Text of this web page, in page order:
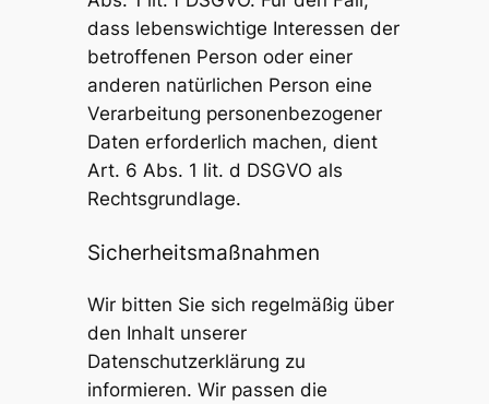
dass lebenswichtige Interessen der
betroffenen Person oder einer
anderen natürlichen Person eine
Verarbeitung personenbezogener
Daten erforderlich machen, dient
Art. 6 Abs. 1 lit. d DSGVO als
Rechtsgrundlage.
Sicherheitsmaßnahmen
Wir bitten Sie sich regelmäßig über
den Inhalt unserer
Datenschutzerklärung zu
informieren. Wir passen die